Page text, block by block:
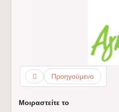
Προηγούμενο
Μοιραστείτε το